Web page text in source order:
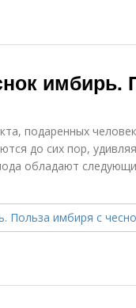
имбирь.
подаренных
до сих пор,
обладают